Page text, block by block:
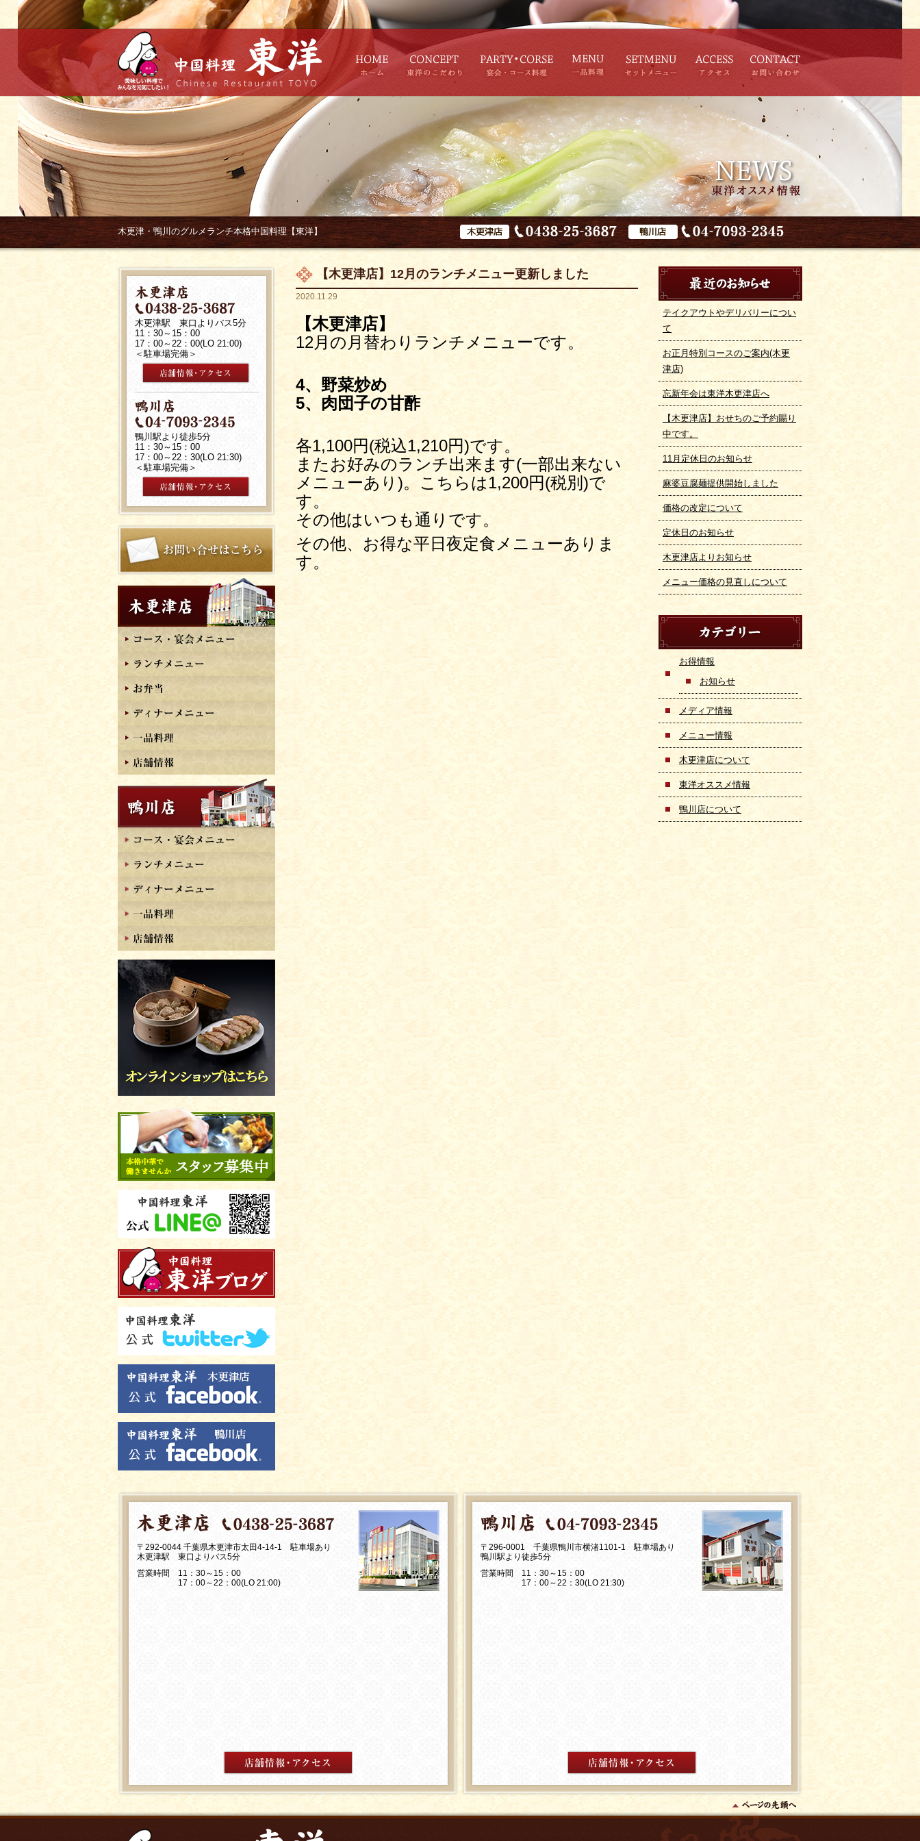
木更津・鴨川のグルメランチ本格中国料理【東洋】
木更津駅 東口よりバス5分
11：30～15：00
17：00～22：00(LO 21:00)
＜駐車場完備＞
鴨川駅より徒歩5分
11：30～15：00
17：00～22：30(LO 21:30)
＜駐車場完備＞
テイクアウトやデリバリーについ
て
お正月特別コースのご案内(木更
津店)
忘新年会は東洋木更津店へ
【木更津店】おせちのご予約賜り
中です。
11月定休日のお知らせ
麻婆豆腐麺提供開始しました
価格の改定について
定休日のお知らせ
木更津店よりお知らせ
メニュー価格の見直しについて
お得情報
お知らせ
メディア情報
メニュー情報
木更津店について
東洋オススメ情報
鴨川店について
【木更津店】12月のランチメニュー更新しました
2020.11.29
【木更津店】
12月の月替わりランチメニューです。
4、野菜炒め
5、肉団子の甘酢
各1,100円(税込1,210円)です。
またお好みのランチ出来ます(一部出来ない
メニューあり)。こちらは1,200円(税別)で
す。
その他はいつも通りです。
その他、お得な平日夜定食メニューありま
す。
〒292-0044 千葉県木更津市太田4-14-1 駐車場あり
木更津駅 東口よりバス5分
営業時間 11：30～15：00
17：00～22：00(LO 21:00)
〒296-0001 千葉県鴨川市横渚1101-1 駐車場あり
鴨川駅より徒歩5分
営業時間 11：30～15：00
17：00～22：30(LO 21:30)